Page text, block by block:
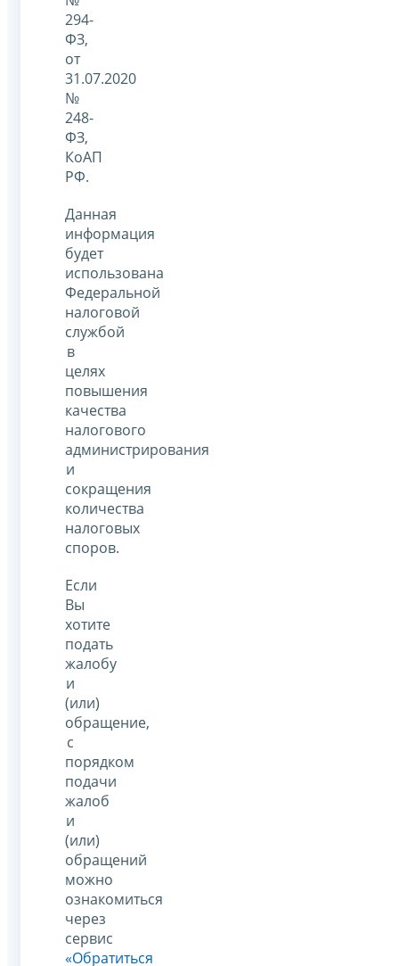
294-
ФЗ,
от
31.07.2020
№
248-
ФЗ,
КоАП
РФ.
Данная
информация
будет
использована
Федеральной
налоговой
службой
в
целях
повышения
качества
налогового
администрирования
и
сокращения
количества
налоговых
споров.
Если
Вы
хотите
подать
жалобу
и
(или)
обращение,
с
порядком
подачи
жалоб
и
(или)
обращений
можно
ознакомиться
через
сервис
«Обратиться